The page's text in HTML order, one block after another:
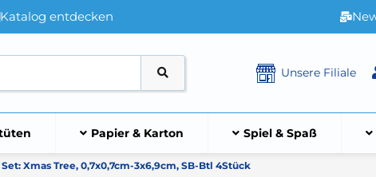
Katalog entdecken
Unsere Filiale
Papier & Karton Spiel & Spaß
Xmas Tree, 0,7x0,7cm-3x6,9cm, SB-Btl 4Stück